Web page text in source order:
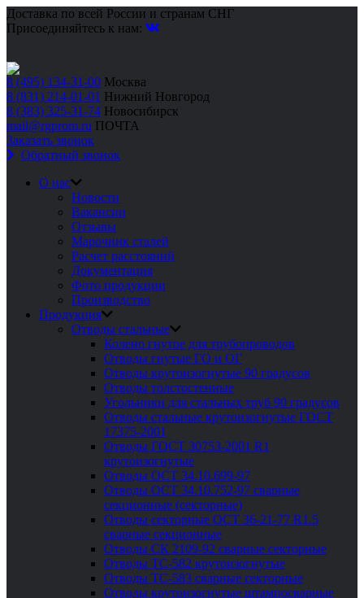
Доставка по всей России и странам СНГ
Присоединяйтесь к нам:
8 (495) 134-31-00 Москва
8 (831) 214-01-01 Нижний Новгород
8 (383) 325-31-74 Новосибирск
mail@rgprom.ru ПОЧТА
Заказать звонок
Обратный звонок
О нас
Новости
Вакансии
Отзывы
Марочник сталей
Расчет расстояний
Документация
Фото продукции
Производство
Продукция
Отводы стальные
Колено гнутое для трубопроводов
Отводы гнутые ГО и ОГ
Отводы крутоизогнутые 90 градусов
Отводы толстостенные
Угольники для стальных труб 90 градусов
Отводы стальные крутоизогнутые ГОСТ
17375-2001
Отводы ГОСТ 30753-2001 R1
крутоизогнутые
Отводы ОСТ 34.10.699-97
Отводы ОСТ 34.10.752-97 сварные
секционные (секторные)
Отводы секторные ОСТ 36-21-77 R1.5
сварные секционные
Отводы СК 2109-92 сварные секторные
Отводы ТС-582 крутоизогнутые
Отводы ТС-583 сварные секторные
Отводы крутоизогнутые штампосварные